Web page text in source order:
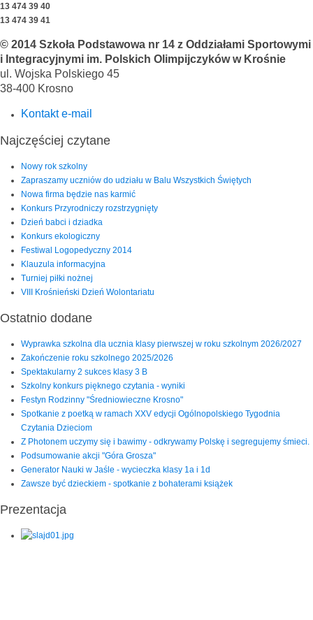
13 474 39 40
13 474 39 41
© 2014 Szkoła Podstawowa nr 14 z Oddziałami Sportowymi
i Integracyjnymi im. Polskich Olimpijczyków w Krośnie
ul. Wojska Polskiego 45
38-400 Krosno
Kontakt e-mail
Najczęściej czytane
Nowy rok szkolny
Zapraszamy uczniów do udziału w Balu Wszystkich Świętych
Nowa firma będzie nas karmić
Konkurs Przyrodniczy rozstrzygnięty
Dzień babci i dziadka
Konkurs ekologiczny
Festiwal Logopedyczny 2014
Klauzula informacyjna
Turniej piłki nożnej
VIII Krośnieński Dzień Wolontariatu
Ostatnio dodane
Wyprawka szkolna dla ucznia klasy pierwszej w roku szkolnym 2026/2027
Zakończenie roku szkolnego 2025/2026
Spektakularny 2 sukces klasy 3 B
Szkolny konkurs pięknego czytania - wyniki
Festyn Rodzinny "Średniowieczne Krosno"
Spotkanie z poetką w ramach XXV edycji Ogólnopolskiego Tygodnia
Czytania Dzieciom
Z Photonem uczymy się i bawimy - odkrywamy Polskę i segregujemy śmieci.
Podsumowanie akcji "Góra Grosza"
Generator Nauki w Jaśle - wycieczka klasy 1a i 1d
Zawsze być dzieckiem - spotkanie z bohaterami książek
Prezentacja